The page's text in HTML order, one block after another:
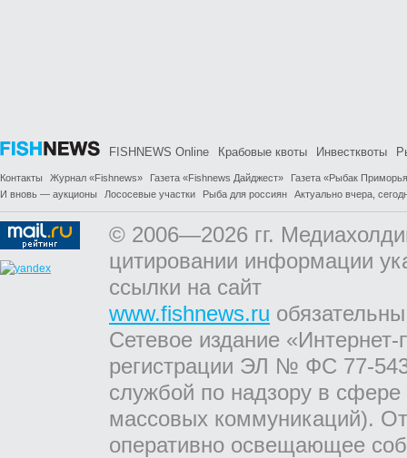
FISHNEWS Online Крабовые квоты Инвестквоты
Контакты Журнал «Fishnews» Газета «Fishnews Дайджест»
Газета «Рыбак
И вновь — аукционы
Лососевые участки Рыба для россиян Актуально вчера,
© 2006—2026 гг.
цитировании информации
ссылки на сайт
www.fishnews.ru
Сетевое издание
регистрации ЭЛ № ФС 77-
службой по надзору в
массовых коммуникаций).
оперативно освещающее